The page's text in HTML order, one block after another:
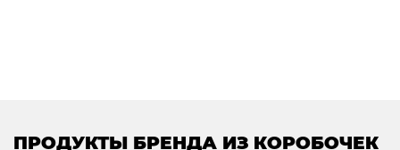
ПРОДУКТЫ БРЕНДА ИЗ КОРОБОЧЕК